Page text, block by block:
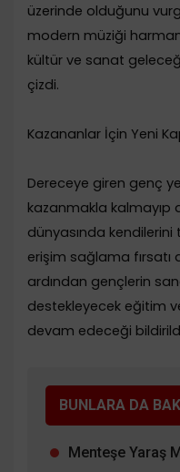
üzerinde olduğunu
modern müziği
kültür ve sanat
çizdi.
​Kazananlar İçin Yeni
​Dereceye giren genç
kazanmakla kalmayıp
dünyasında
erişim sağlama fırsatı
ardından gençlerin
destekleyecek eğitim
devam edeceği
BUNLARA DA
Menteşe Yaraş